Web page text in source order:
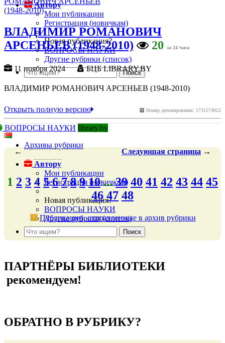
Автору
Мои публикации
Регистрация (новичкам)
Новая публикация?
ВОПРОСЫ НАУКИ
Другие рубрики (список)
ВЛАДИМИР РОМАНОВИЧ
АРСЕНЬЕВ (1948-2010)
20 за 24 часа
11 ноября 2024 БЦБ LIBRARY.BY
ВЛАДИМИР РОМАНОВИЧ АРСЕНЬЕВ (1948-2010)
Номер депонирования: 1731274922
Открыть полную версию
ВОПРОСЫ НАУКИ library.by
Архивы рубрики
Автору
Мои публикации
Регистрация (новичкам)
Новая публикация?
ВОПРОСЫ НАУКИ
Другие рубрики (список)
← Следующая страница →
1 2 3 4 5 6 7 8 9 10...39 40 41 42 43 44 45
46 47 48
Публикации, отправленные в архив рубрики
ПАРТНЁРЫ БИБЛИОТЕКИ
рекомендуем!
ОБРАТНО В РУБРИКУ?